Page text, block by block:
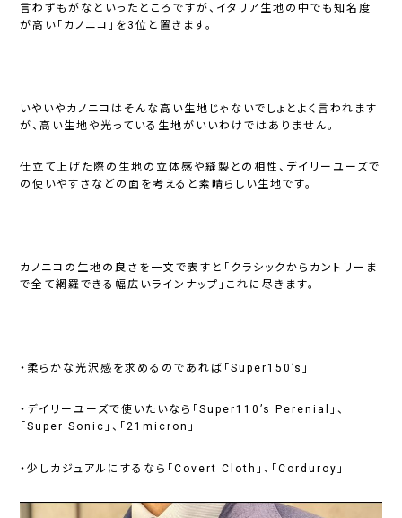
言わずもがなといったところですが、イタリア生地の中でも知名度
が高い「カノニコ」を3位と置きます。
いやいやカノニコはそんな高い生地じゃないでしょとよく言われます
が、高い生地や光っている生地がいいわけではありません。
仕立て上げた際の生地の立体感や縫製との相性、デイリーユーズで
の使いやすさなどの面を考えると素晴らしい生地です。
カノニコの生地の良さを一文で表すと「クラシックからカントリーま
で全て網羅できる幅広いラインナップ」これに尽きます。
・柔らかな光沢感を求めるのであれば「Super150’s」
・デイリーユーズで使いたいなら「Super110’s Perenial」、
「Super Sonic」、「21micron」
・少しカジュアルにするなら「Covert Cloth」、「Corduroy」